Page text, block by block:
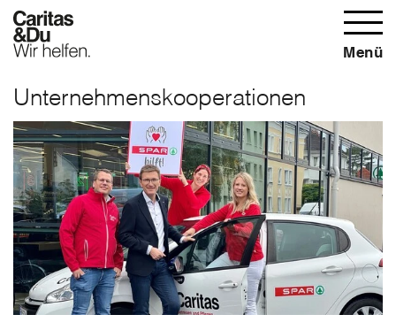
Menü
Unternehmenskooperationen